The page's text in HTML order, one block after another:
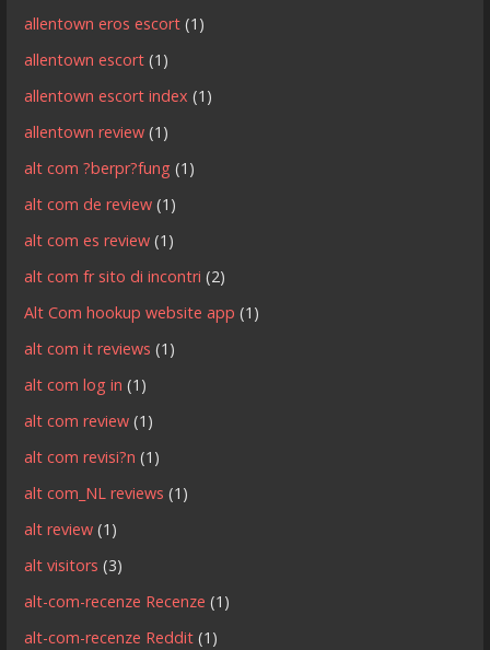
allentown eros escort (1)
allentown escort (1)
allentown escort index (1)
allentown review (1)
alt com ?berpr?fung (1)
alt com de review (1)
alt com es review (1)
alt com fr sito di incontri (2)
Alt Com hookup website app (1)
alt com it reviews (1)
alt com log in (1)
alt com review (1)
alt com revisi?n (1)
alt com_NL reviews (1)
alt review (1)
alt visitors (3)
alt-com-recenze Recenze (1)
alt-com-recenze Reddit (1)